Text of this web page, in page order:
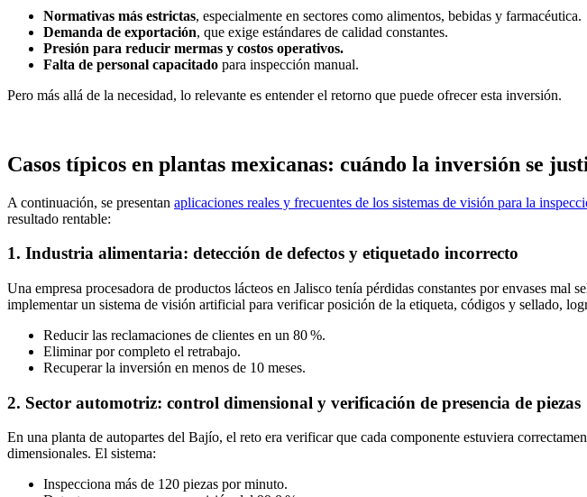
Normativas más estrictas, especialmente en sectores como alimentos, bebidas y farmacéutica.
Demanda de exportación, que exige estándares de calidad constantes.
Presión para reducir mermas y costos operativos.
Falta de personal capacitado para inspección manual.
Pero más allá de la necesidad, lo relevante es entender el retorno que puede ofrecer esta inversión.
Casos típicos en plantas mexicanas: cuándo la inversión se
A continuación, se presentan aplicaciones reales y frecuentes de los sistemas de visión para la
resultado rentable:
1. Industria alimentaria: detección de defectos y etiquetado incorrecto
Una empresa procesadora de productos lácteos en Jalisco tenía pérdidas constantes por envases
implementar un sistema de visión artificial para verificar posición de la etiqueta, códigos y sellado,
Reducir las reclamaciones de clientes en un 80 %.
Eliminar por completo el retrabajo.
Recuperar la inversión en menos de 10 meses.
2. Sector automotriz: control dimensional y verificación de presencia de piezas
En una planta de autopartes del Bajío, el reto era verificar que cada componente estuviera
dimensionales. El sistema:
Inspecciona más de 120 piezas por minuto.